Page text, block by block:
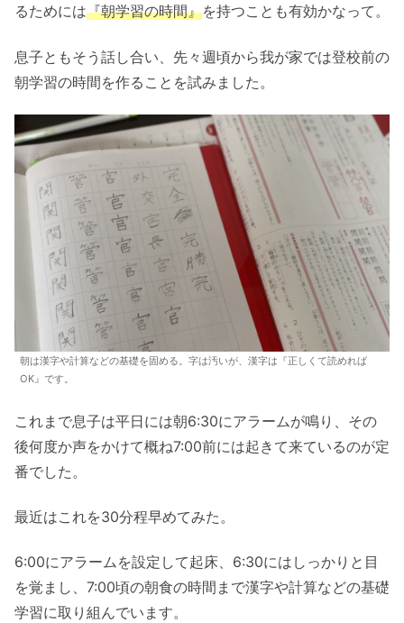
るためには『朝学習の時間』を持つことも有効かなって。
息子ともそう話し合い、先々週頃から我が家では登校前の
朝学習の時間を作ることを試みました。
朝は漢字や計算などの基礎を固める。字は汚いが、漢字は『正しくて読めれば
OK』です。
これまで息子は平日には朝6:30にアラームが鳴り、その
後何度か声をかけて概ね7:00前には起きて来ているのが定
番でした。
最近はこれを30分程早めてみた。
6:00にアラームを設定して起床、6:30にはしっかりと目
を覚まし、7:00頃の朝食の時間まで漢字や計算などの基礎
学習に取り組んでいます。